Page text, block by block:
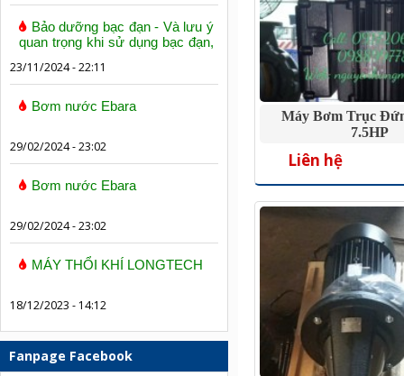
Bảo dưỡng bạc đạn - Và lưu ý
quan trọng khi sử dụng bạc đạn,
23/11/2024 - 22:11
Bơm nước Ebara
29/02/2024 - 23:02
Bơm nước Ebara
29/02/2024 - 23:02
MÁY THỔI KHÍ LONGTECH
18/12/2023 - 14:12
Fanpage Facebook
Máy Bơm Trục
7.5HP
Liên hệ